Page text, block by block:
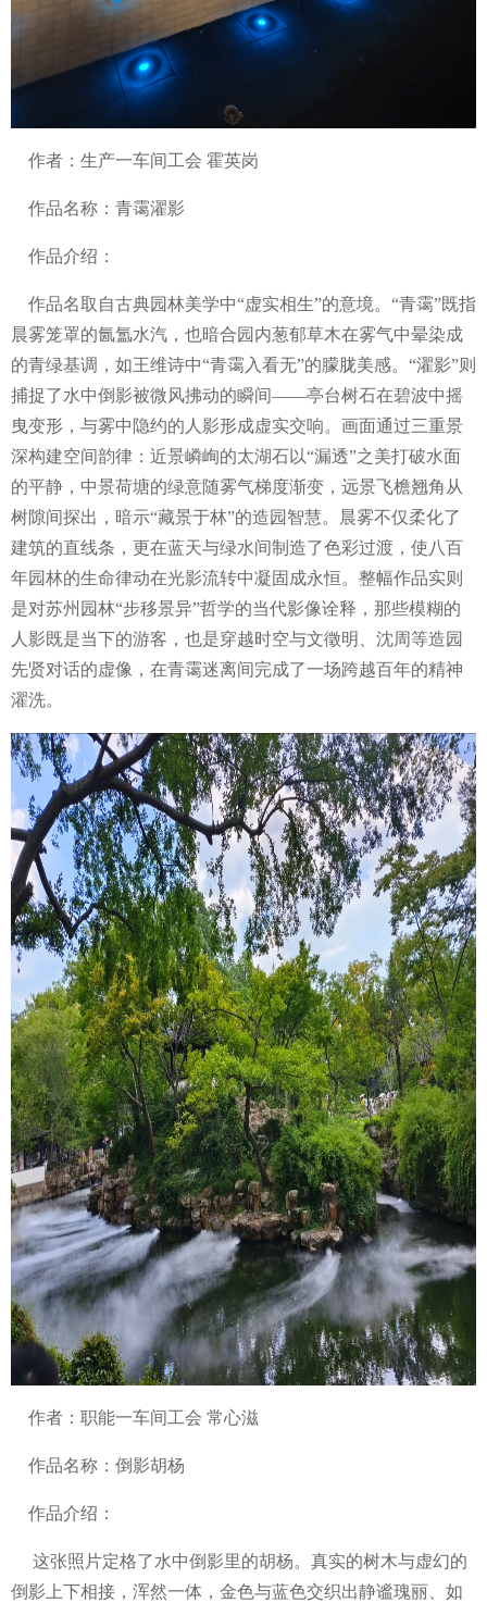
作者：生产一车间工会 霍英岗
作品名称：青霭濯影
作品介绍：
作品名取自古典园林美学中“虚实相生”的意境。“青霭”既指
晨雾笼罩的氤氲水汽，也暗合园内葱郁草木在雾气中晕染成
的青绿基调，如王维诗中“青霭入看无”的朦胧美感。“濯影”则
捕捉了水中倒影被微风拂动的瞬间——亭台树石在碧波中摇
曳变形，与雾中隐约的人影形成虚实交响。画面通过三重景
深构建空间韵律：近景嶙峋的太湖石以“漏透”之美打破水面
的平静，中景荷塘的绿意随雾气梯度渐变，远景飞檐翘角从
树隙间探出，暗示“藏景于林”的造园智慧。晨雾不仅柔化了
建筑的直线条，更在蓝天与绿水间制造了色彩过渡，使八百
年园林的生命律动在光影流转中凝固成永恒。整幅作品实则
是对苏州园林“步移景异”哲学的当代影像诠释，那些模糊的
人影既是当下的游客，也是穿越时空与文徵明、沈周等造园
先贤对话的虚像，在青霭迷离间完成了一场跨越百年的精神
濯洗。
作者：职能一车间工会 常心滋
作品名称：倒影胡杨
作品介绍：
这张照片定格了水中倒影里的胡杨。真实的树木与虚幻的
倒影上下相接，浑然一体，金色与蓝色交织出静谧瑰丽、如